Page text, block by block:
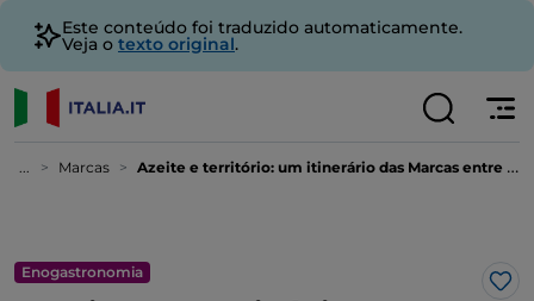
Este conteúdo foi traduzido automaticamente.
Veja o texto original.
... Marcas Azeite e território: um itinerário das Marcas entre o sabor e a identidade
Enogastronomia